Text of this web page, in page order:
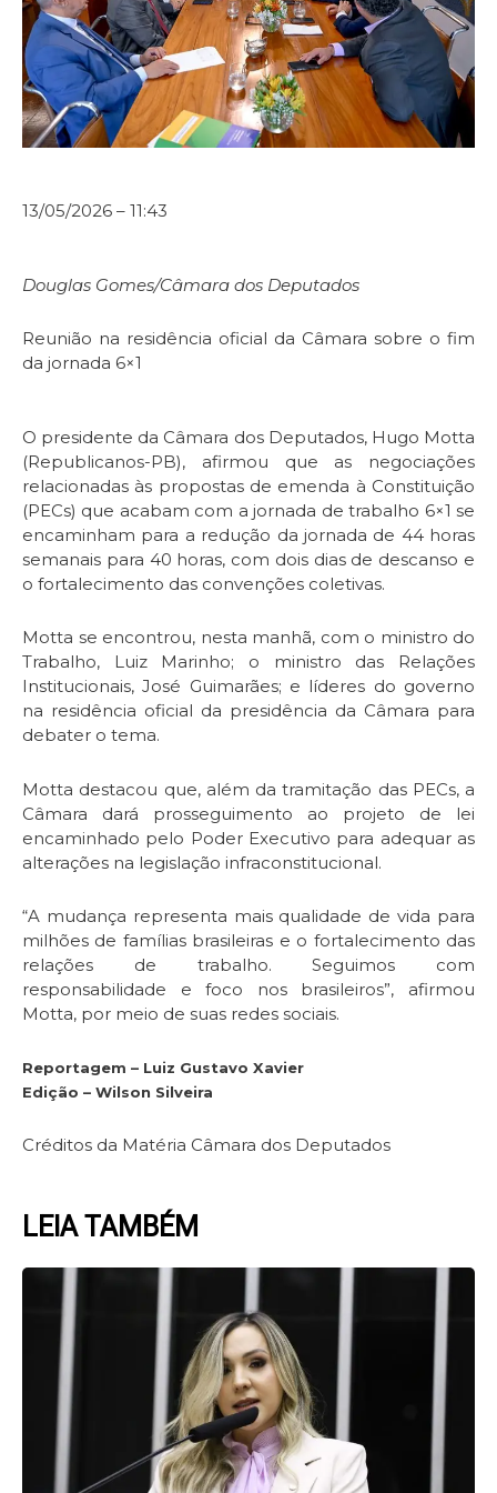
13/05/2026 – 11:43
Douglas Gomes/Câmara dos Deputados
Reunião na residência oficial da Câmara sobre o fim
da jornada 6×1
O presidente da Câmara dos Deputados, Hugo Motta
(Republicanos-PB), afirmou que as negociações
relacionadas às propostas de emenda à Constituição
(PECs) que acabam com a jornada de trabalho 6×1 se
encaminham para a redução da jornada de 44 horas
semanais para 40 horas, com dois dias de descanso e
o fortalecimento das convenções coletivas.
Motta se encontrou, nesta manhã, com o ministro do
Trabalho, Luiz Marinho; o ministro das Relações
Institucionais, José Guimarães; e líderes do governo
na residência oficial da presidência da Câmara para
debater o tema.
Motta destacou que, além da tramitação das PECs, a
Câmara dará prosseguimento ao projeto de lei
encaminhado pelo Poder Executivo para adequar as
alterações na legislação infraconstitucional.
“A mudança representa mais qualidade de vida para
milhões de famílias brasileiras e o fortalecimento das
relações de trabalho. Seguimos com
responsabilidade e foco nos brasileiros”, afirmou
Motta, por meio de suas redes sociais.
Reportagem – Luiz Gustavo Xavier
Edição – Wilson Silveira
Créditos da Matéria Câmara dos Deputados
LEIA TAMBÉM
Page